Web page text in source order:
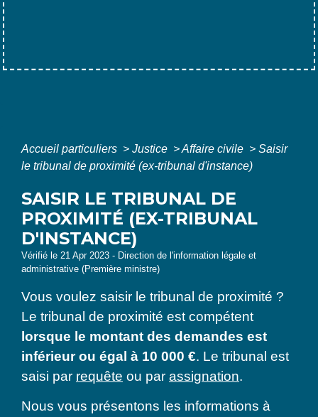
Accueil particuliers > Justice >Affaire civile > Saisir
le tribunal de proximité (ex-tribunal d'instance)
SAISIR LE TRIBUNAL DE
PROXIMITÉ (EX-TRIBUNAL
D'INSTANCE)
Vérifié le 21 Apr 2023 - Direction de l'information légale et
administrative (Première ministre)
Vous voulez saisir le tribunal de proximité ?
Le tribunal de proximité est compétent
lorsque le montant des demandes est
inférieur ou égal à 10 000 €. Le tribunal est
saisi par requête ou par assignation.
Nous vous présentons les informations à